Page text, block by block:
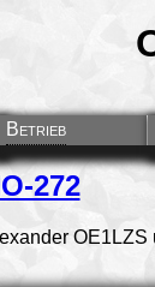
Betrieb
272
OE1LZS